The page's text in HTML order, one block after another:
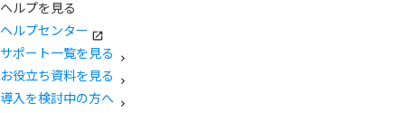
ヘルプを見る
ヘルプセンター
サポート一覧を見る
お役立ち資料を見る
導入を検討中の方へ